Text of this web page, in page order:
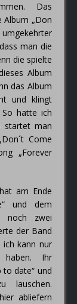
Das
Album „Don
man die
die spielte
Album
das Album
und klingt
hatte ich
startet man
Come
„Forever
am Ende
und dem
noch zwei
der Band
kann nur
haben. Ihr
to date“ und
lauschen.
hier abliefern